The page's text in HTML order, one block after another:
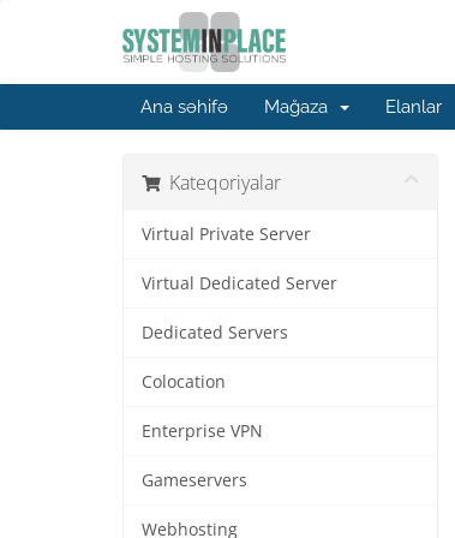
Ana səhifə Mağaza Elanlar
Kateqoriyalar
Virtual Private Server
Virtual Dedicated Server
Dedicated Servers
Colocation
Enterprise VPN
Gameservers
Webhosting